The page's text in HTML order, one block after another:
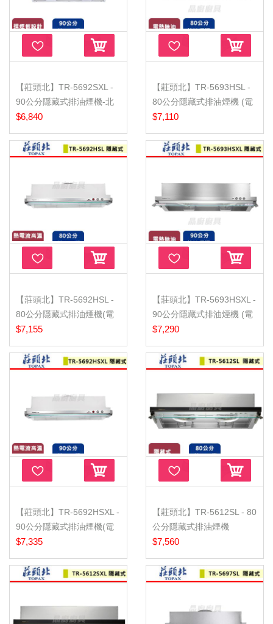
【莊頭北】TR-5692SXL -
90公分隱藏式排油煙機-北
北基...
$6,840
【莊頭北】TR-5693HSL -
80公分隱藏式排油煙機 (電
熱除...
$7,110
【莊頭北】TR-5692HSL -
80公分隱藏式排油煙機(電
熱除...
$7,155
【莊頭北】TR-5693HSXL -
90公分隱藏式排油煙機 (電
熱...
$7,290
【莊頭北】TR-5692HSXL -
90公分隱藏式排油煙機(電
熱除...
$7,335
【莊頭北】TR-5612SL - 80
公分隱藏式排油煙機
(TURBO馬...
$7,560